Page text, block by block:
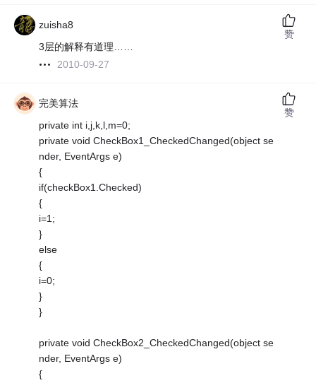
zuisha8
3层的解释有道理……
2010-09-27
赞
完美算法
private int i,j,k,l,m=0;
private void CheckBox1_CheckedChanged(object se
nder, EventArgs e)
{
if(checkBox1.Checked)
{
i=1;
}
else
{
i=0;
}
}
private void CheckBox2_CheckedChanged(object se
nder, EventArgs e)
{
赞